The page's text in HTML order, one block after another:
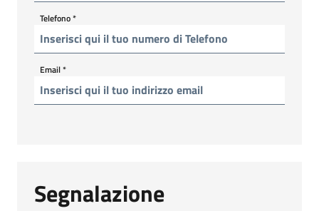
Telefono*
Email*
Segnalazione